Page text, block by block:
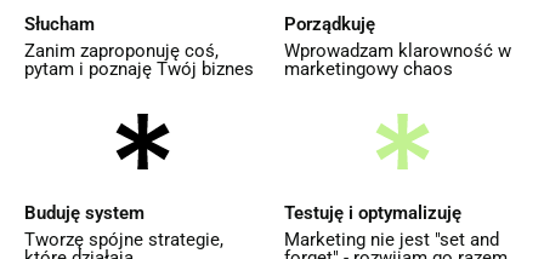
Słucham
Zanim zaproponuję coś,
pytam i poznaję Twój biznes
Porządkuję
Wprowadzam klarowność w
marketingowy chaos
Buduję system
Tworzę spójne strategie,
Testuję i optymalizuję
Marketing nie jest "set and